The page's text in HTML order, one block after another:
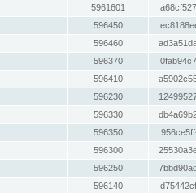
5961601
596450
596460
596370
596410
596230
596330
596350
596300
596250
596140